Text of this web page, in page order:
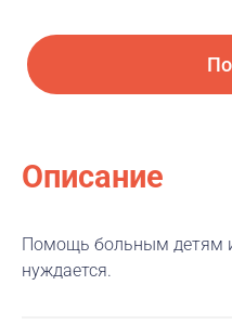
Описание
Помощь больным детям
нуждается.